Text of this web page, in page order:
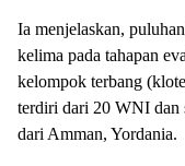
Ia menjelaskan,
kelima pada tahapan
kelompok terbang
terdiri dari 20 WNI dan
dari Amman, Yordania.